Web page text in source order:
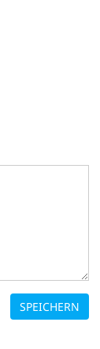
SPEICHERN